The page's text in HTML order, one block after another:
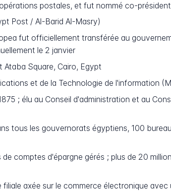
postales, et fut nommé co-
Post / Al-Barid Al-Masry)
fut officiellement transférée au
le 2 janvier
Ataba Square, Cairo, Egypt
et de la Technologie de l'information
; élu au Conseil d'administration et au
tous les gouvernorats égyptiens, 100
de comptes d'épargne gérés ; plus de 20
filiale axée sur le commerce électronique